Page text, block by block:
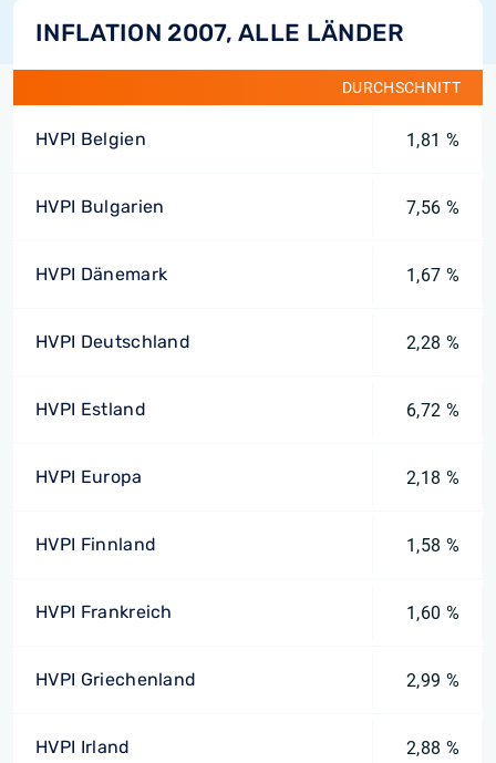
INFLATION 2007, ALLE LÄNDER
DURCHSCHNITT
HVPI Belgien 1,81 %
HVPI Bulgarien 7,56 %
HVPI Dänemark 1,67 %
HVPI Deutschland 2,28 %
HVPI Estland 6,72 %
HVPI Europa 2,18 %
HVPI Finnland 1,58 %
HVPI Frankreich 1,60 %
HVPI Griechenland 2,99 %
HVPI Irland 2,88 %